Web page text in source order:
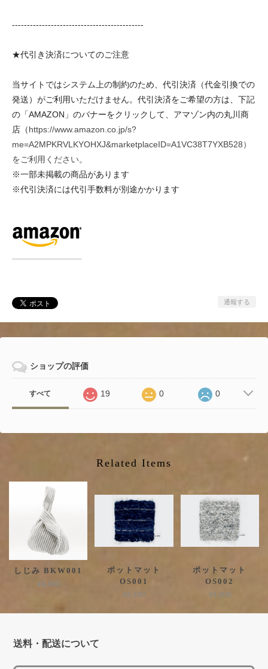
--------------------------------------------
★代引き決済についてのご注意
当サイトではシステム上の制約のため、代引決済（代金引換での
発送）がご利用いただけません。代引決済をご希望の方は、下記
の「AMAZON」のバナーをクリックして、アマゾン内の丸川商
店（https://www.amazon.co.jp/s?
me=A2MPKRVLKYOHXJ&marketplaceID=A1VC38T7YXB528）
をご利用ください。
※一部未掲載の商品があります
※代引決済には代引手数料が別途かかります
通報する
ショップの評価
すべて 19 0 0
Related Items
しじみ BKW001
¥4,400
ポットマット
OS001
¥3,300
ポットマット
OS002
¥3,300
送料・配送について